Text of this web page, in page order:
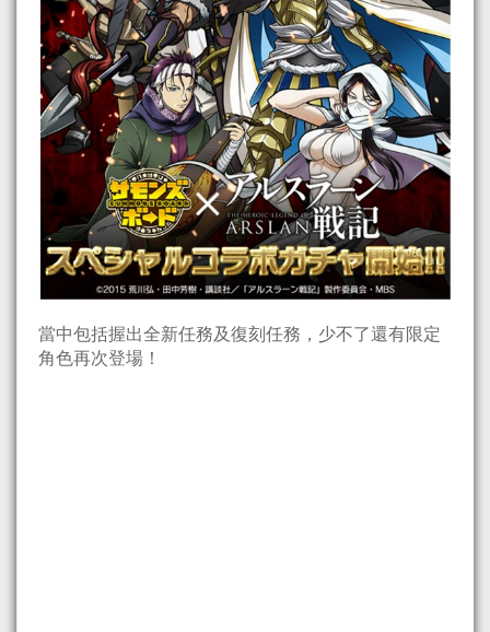
當中包括握出全新任務及復刻任務，少不了還有限定
角色再次登場！